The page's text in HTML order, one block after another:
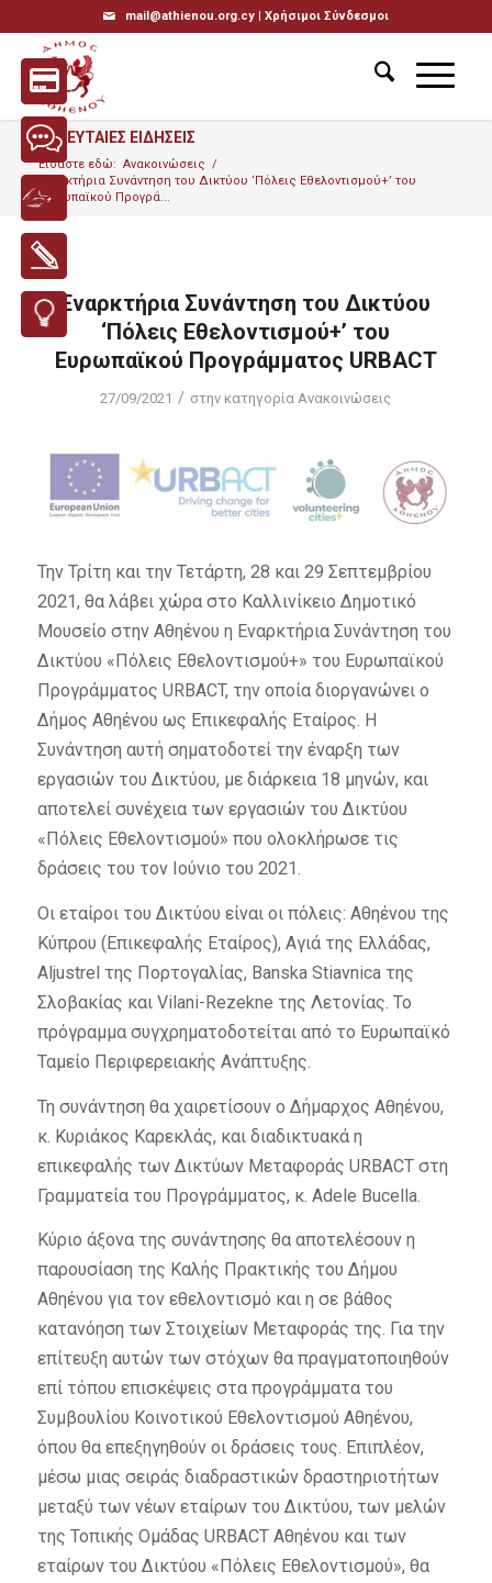
mail@athienou.org.cy | Χρήσιμοι Σύνδεσμοι
ΤΕΛΕΥΤΑΙΕΣ ΕΙΔΗΣΕΙΣ
Είσαστε εδώ: Ανακοινώσεις /
Εναρκτήρια Συνάντηση του Δικτύου ‘Πόλεις Εθελοντισμού+’ του
Ευρωπαϊκού Προγρά...
Εναρκτήρια Συνάντηση του Δικτύου
‘Πόλεις Εθελοντισμού+’ του
Ευρωπαϊκού Προγράμματος URBACT
27/09/2021 / στην κατηγορίαΑνακοινώσεις
Την Τρίτη και την Τετάρτη, 28 και 29 Σεπτεμβρίου
2021, θα λάβει χώρα στο Καλλινίκειο Δημοτικό
Μουσείο στην Αθηένου η Εναρκτήρια Συνάντηση του
Δικτύου «Πόλεις Εθελοντισμού+» του Ευρωπαϊκού
Προγράμματος URBACT, την οποία διοργανώνει ο
Δήμος Αθηένου ως Επικεφαλής Εταίρος. Η
Συνάντηση αυτή σηματοδοτεί την έναρξη των
εργασιών του Δικτύου, με διάρκεια 18 μηνών, και
αποτελεί συνέχεια των εργασιών του Δικτύου
«Πόλεις Εθελοντισμού» που ολοκλήρωσε τις
δράσεις του τον Ιούνιο του 2021.
Οι εταίροι του Δικτύου είναι οι πόλεις: Αθηένου της
Κύπρου (Επικεφαλής Εταίρος), Αγιά της Ελλάδας,
Aljustrel της Πορτογαλίας, Banska Stiavnica της
Σλοβακίας και Vilani-Rezekne της Λετονίας. Το
πρόγραμμα συγχρηματοδοτείται από το Ευρωπαϊκό
Ταμείο Περιφερειακής Ανάπτυξης.
Τη συνάντηση θα χαιρετίσουν ο Δήμαρχος Αθηένου,
κ. Κυριάκος Καρεκλάς, και διαδικτυακά η
επικεφαλής των Δικτύων Μεταφοράς URBACT στη
Γραμματεία του Προγράμματος, κ. Adele Bucella.
Κύριο άξονα της συνάντησης θα αποτελέσουν η
παρουσίαση της Καλής Πρακτικής του Δήμου
Αθηένου για τον εθελοντισμό και η σε βάθος
κατανόηση των Στοιχείων Μεταφοράς της. Για την
επίτευξη αυτών των στόχων θα πραγματοποιηθούν
επί τόπου επισκέψεις στα προγράμματα του
Συμβουλίου Κοινοτικού Εθελοντισμού Αθηένου,
όπου θα επεξηγηθούν οι δράσεις τους. Επιπλέον,
μέσω μιας σειράς διαδραστικών δραστηριοτήτων
μεταξύ των νέων εταίρων του Δικτύου, των μελών
της Τοπικής Ομάδας URBACT Αθηένου και των
εταίρων του Δικτύου «Πόλεις Εθελοντισμού», θα